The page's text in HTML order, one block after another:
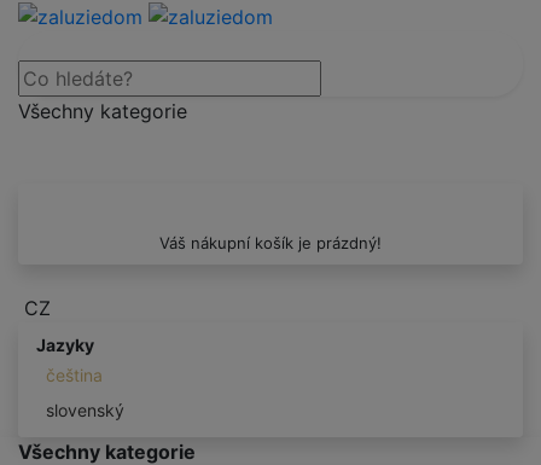
Všechny kategorie
Váš nákupní košík je prázdný!
CZ
Jazyky
čeština
slovenský
Všechny kategorie